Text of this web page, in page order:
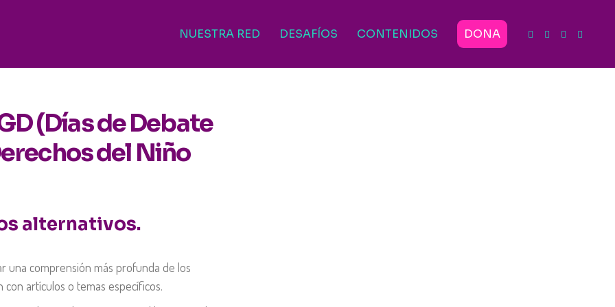
NUESTRA RED DESAFÍOS CONTENIDOS DONA
(Días de Debate
del Niño
alternativos.
una comprensión más profunda de los
artículos o temas específicos.